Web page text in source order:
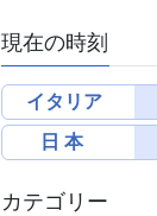
現在の時刻
イタリア
日 本
カテゴリー